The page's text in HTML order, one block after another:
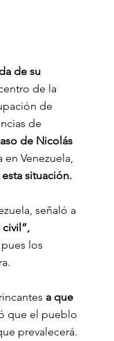
de su
de la
de
de
de Nicolás
Venezuela,
situación.
señaló a
civil”,
los
a que
que el pueblo
prevalecerá.